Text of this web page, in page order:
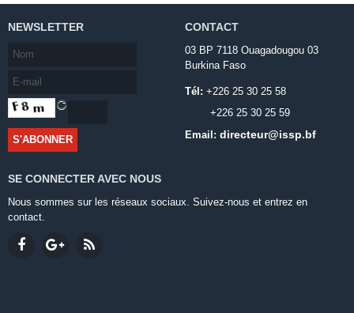
NEWSLETTER CONTACT
03 BP 7118 Ouagadougou 03
Burkina Faso
Tél: +226 25 30 25 58
+226 25 30 25 59
Email: directeur@issp.bf
SE CONNECTER AVEC NOUS
Nous sommes sur les réseaux sociaux. Suivez-nous et entrez en
contact.